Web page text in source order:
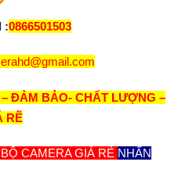
:0866501503
ĐẢM BẢO- CHẤT LƯỢNG –
RẼ
CAMERA GIÁ RẺ NHẤN